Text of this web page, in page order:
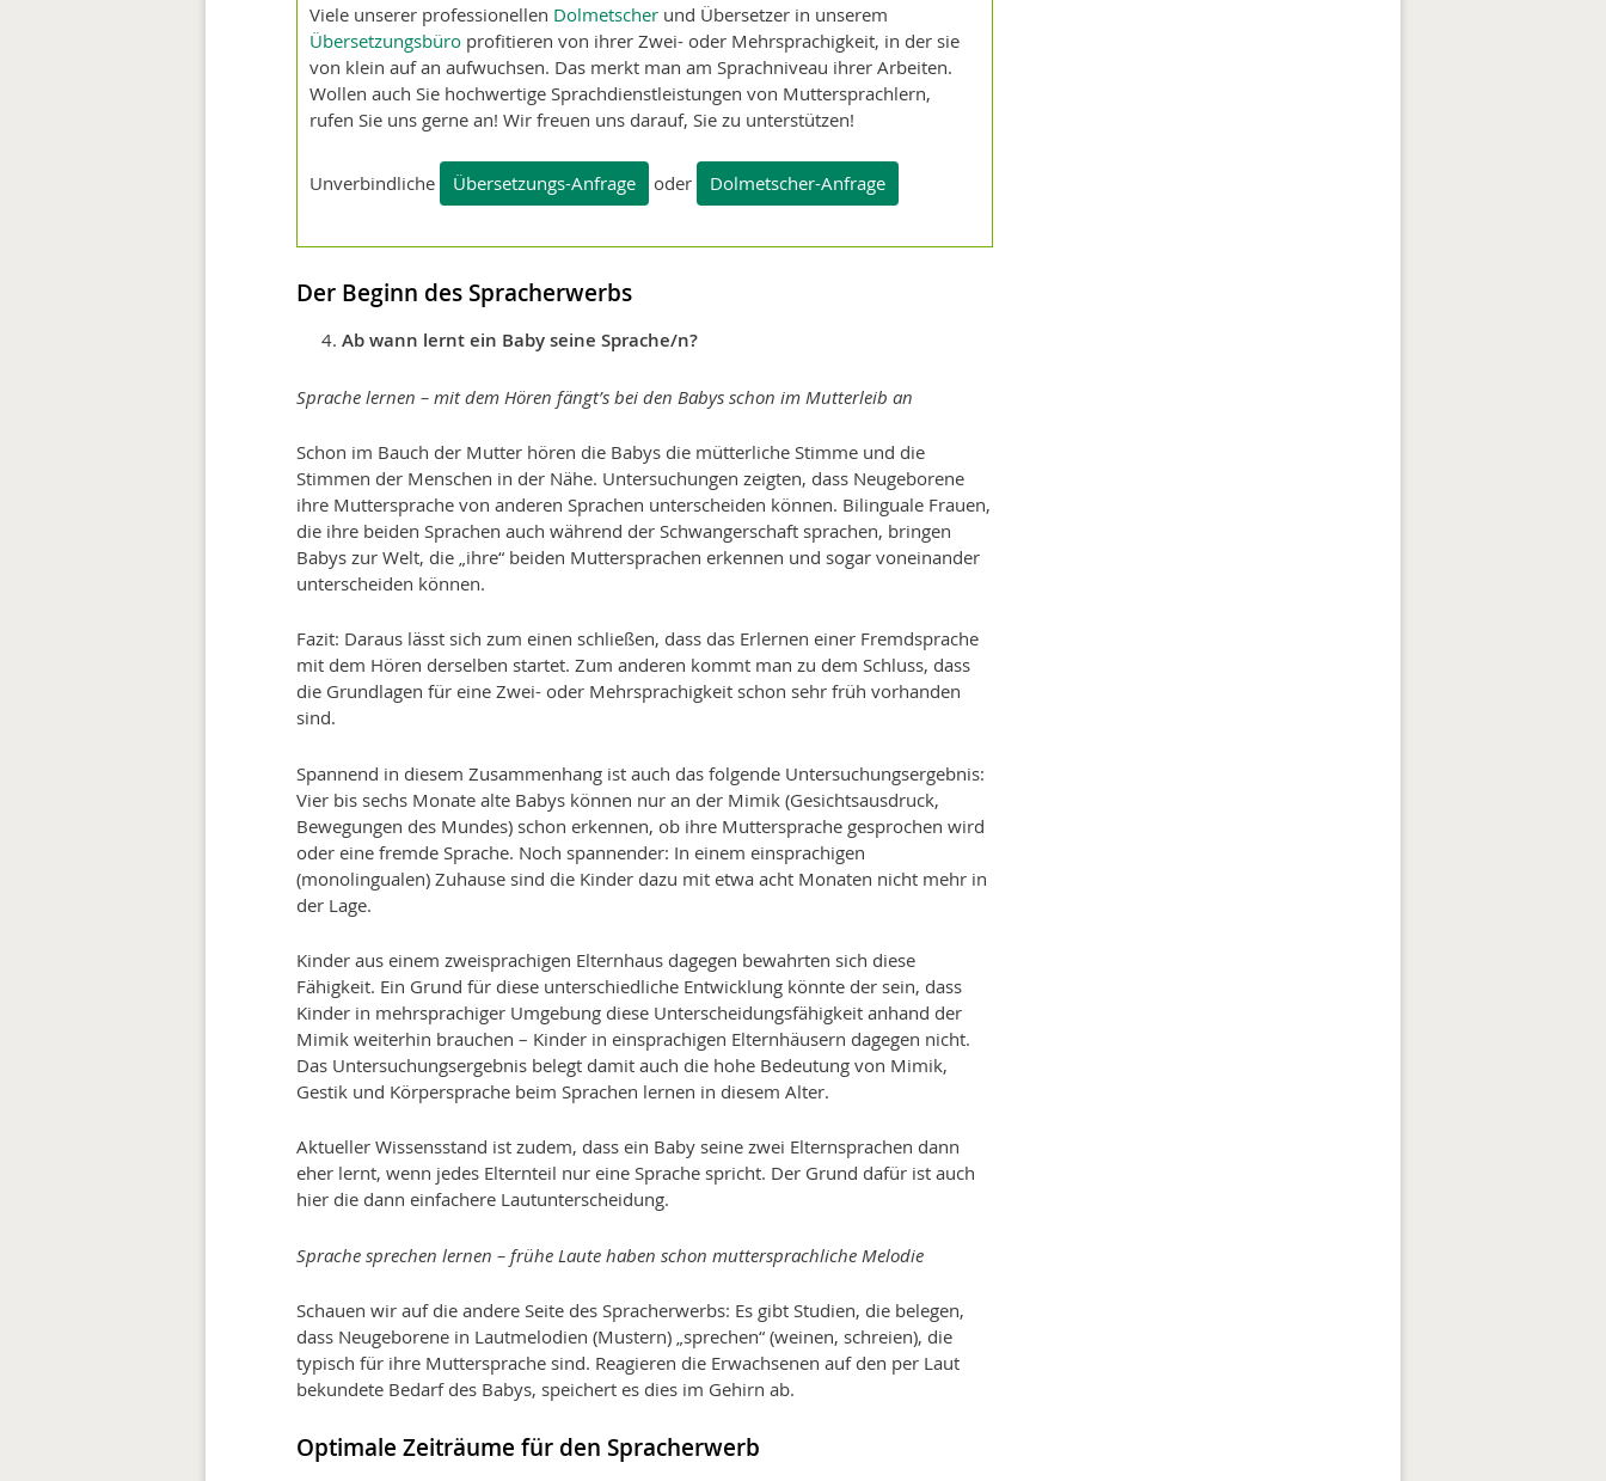
Viele unserer professionellen Dolmetscher und Übersetzer in unserem
Übersetzungsbüro profitieren von ihrer Zwei- oder Mehrsprachigkeit, in der sie
von klein auf an aufwuchsen. Das merkt man am Sprachniveau ihrer Arbeiten.
Wollen auch Sie hochwertige Sprach­dienstleistungen von Muttersprachlern,
rufen Sie uns gerne an! Wir freuen uns darauf, Sie zu unterstützen!
Unverbindliche Übersetzungs-Anfrage oder Dolmetscher-Anfrage
Der Beginn des Spracherwerbs
Ab wann lernt ein Baby seine Sprache/n?
Sprache lernen – mit dem Hören fängt’s bei den Babys schon im Mutterleib an
Schon im Bauch der Mutter hören die Babys die mütterliche Stimme und die
Stimmen der Menschen in der Nähe. Untersuchungen zeigten, dass Neugeborene
ihre Muttersprache von anderen Sprachen unterscheiden können. Bilinguale Frauen,
die ihre beiden Sprachen auch während der Schwangerschaft sprachen, bringen
Babys zur Welt, die „ihre“ beiden Muttersprachen erkennen und sogar voneinander
unterscheiden können.
Fazit: Daraus lässt sich zum einen schließen, dass das Erlernen einer Fremdsprache
mit dem Hören derselben startet. Zum anderen kommt man zu dem Schluss, dass
die Grundlagen für eine Zwei- oder Mehrsprachigkeit schon sehr früh vorhanden
sind.
Spannend in diesem Zusammenhang ist auch das folgende Untersuchungs­ergebnis:
Vier bis sechs Monate alte Babys können nur an der Mimik (Gesichts­ausdruck,
Bewegungen des Mundes) schon erkennen, ob ihre Muttersprache gesprochen wird
oder eine fremde Sprache. Noch spannender: In einem einsprachigen
(monolingualen) Zuhause sind die Kinder dazu mit etwa acht Monaten nicht mehr in
der Lage.
Kinder aus einem zweisprachigen Elternhaus dagegen bewahrten sich diese
Fähigkeit. Ein Grund für diese unterschiedliche Entwicklung könnte der sein, dass
Kinder in mehrsprachiger Umgebung diese Unterscheidungsfähigkeit anhand der
Mimik weiterhin brauchen – Kinder in einsprachigen Elternhäusern dagegen nicht.
Das Untersuchungsergebnis belegt damit auch die hohe Bedeutung von Mimik,
Gestik und Körpersprache beim Sprachen lernen in diesem Alter.
Aktueller Wissensstand ist zudem, dass ein Baby seine zwei Elternsprachen dann
eher lernt, wenn jedes Elternteil nur eine Sprache spricht. Der Grund dafür ist auch
hier die dann einfachere Lautunterscheidung.
Sprache sprechen lernen – frühe Laute haben schon muttersprachliche Melodie
Schauen wir auf die andere Seite des Spracherwerbs: Es gibt Studien, die belegen,
dass Neugeborene in Lautmelodien (Mustern) „sprechen“ (weinen, schreien), die
typisch für ihre Muttersprache sind. Reagieren die Erwachsenen auf den per Laut
bekundete Bedarf des Babys, speichert es dies im Gehirn ab.
Optimale Zeiträume für den Spracherwerb